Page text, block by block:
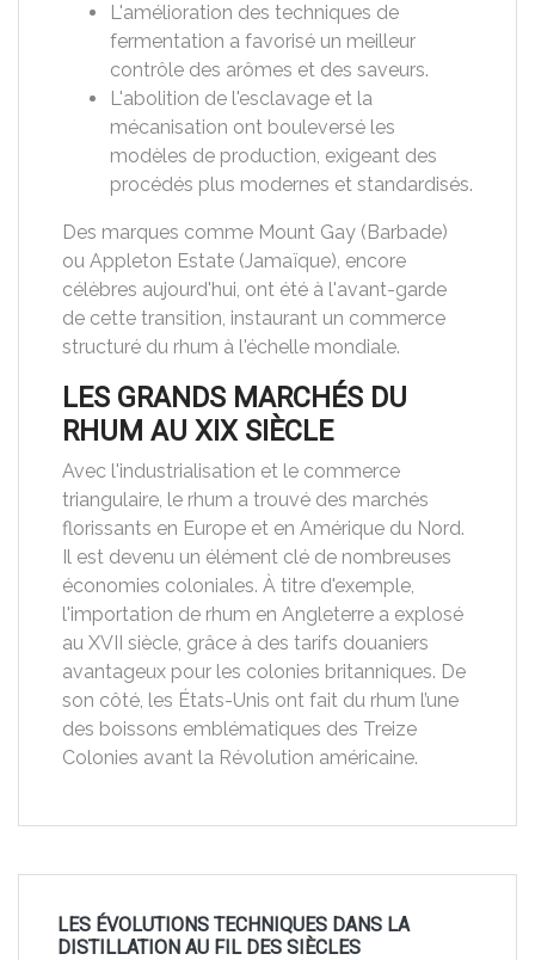
L'amélioration des techniques de
fermentation a favorisé un meilleur
contrôle des arômes et des saveurs.
L'abolition de l'esclavage et la
mécanisation ont bouleversé les
modèles de production, exigeant des
procédés plus modernes et standardisés.
Des marques comme Mount Gay (Barbade)
ou Appleton Estate (Jamaïque), encore
célèbres aujourd'hui, ont été à l'avant-garde
de cette transition, instaurant un commerce
structuré du rhum à l'échelle mondiale.
LES GRANDS MARCHÉS DU
RHUM AU XIX SIÈCLE
Avec l'industrialisation et le commerce
triangulaire, le rhum a trouvé des marchés
florissants en Europe et en Amérique du Nord.
Il est devenu un élément clé de nombreuses
économies coloniales. À titre d'exemple,
l'importation de rhum en Angleterre a explosé
au XVII siècle, grâce à des tarifs douaniers
avantageux pour les colonies britanniques. De
son côté, les États-Unis ont fait du rhum l’une
des boissons emblématiques des Treize
Colonies avant la Révolution américaine.
LES ÉVOLUTIONS TECHNIQUES DANS LA
DISTILLATION AU FIL DES SIÈCLES